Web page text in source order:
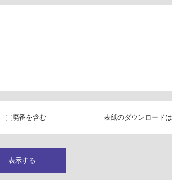
廃番を含む 表紙のダウンロードは
表示する